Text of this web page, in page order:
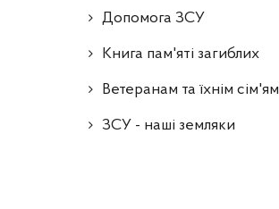
Допомога ЗСУ
Книга пам'яті загиблих
Ветеранам та їхнім сім'ям
ЗСУ - наші земляки